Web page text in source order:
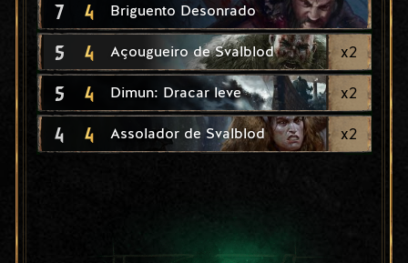
7 4 Briguento Desonrado
5 4 Açougueiro de Svalblod x2
5 4 Dimun: Dracar leve x2
4 4 Assolador de Svalblod x2